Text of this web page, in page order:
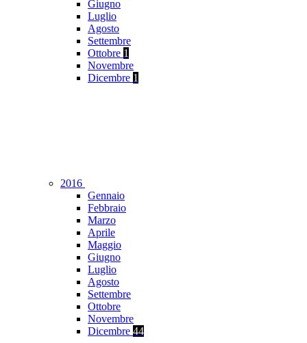
Giugno
Luglio
Agosto
Settembre
Ottobre 1
Novembre
Dicembre 1
2016
Gennaio
Febbraio
Marzo
Aprile
Maggio
Giugno
Luglio
Agosto
Settembre
Ottobre
Novembre
Dicembre 44